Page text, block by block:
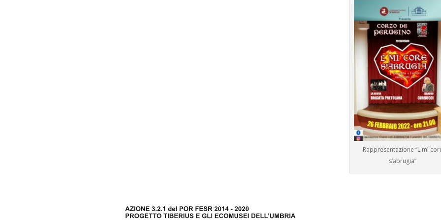
Rappresentazione “L mi
s’abrugia”